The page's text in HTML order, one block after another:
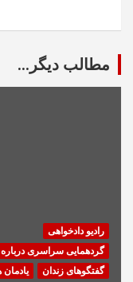
مطالب دیگر...
رادیو دادخواهی
گردهمایی سراسری درباره
گفتگوهای زندان
یادمان